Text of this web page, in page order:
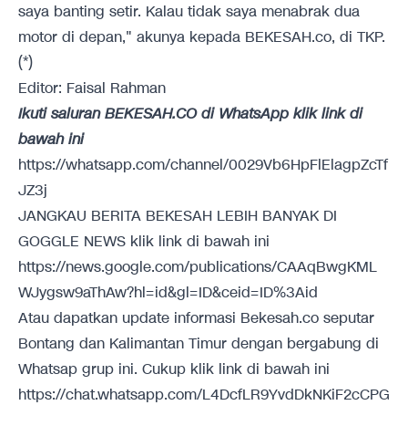
saya banting setir. Kalau tidak saya menabrak dua
motor di depan," akunya kepada BEKESAH.co, di TKP.
(*)
Editor: Faisal Rahman
Ikuti saluran BEKESAH.CO di WhatsApp klik link di
bawah ini
https://whatsapp.com/channel/0029Vb6HpFlElagpZcTf
JZ3j
JANGKAU BERITA BEKESAH LEBIH BANYAK DI
GOGGLE NEWS klik link di bawah ini
https://news.google.com/publications/CAAqBwgKML
WJygsw9aThAw?hl=id&gl=ID&ceid=ID%3Aid
Atau dapatkan update informasi Bekesah.co seputar
Bontang dan Kalimantan Timur dengan bergabung di
Whatsap grup ini. Cukup klik link di bawah ini
https://chat.whatsapp.com/L4DcfLR9YvdDkNKiF2cCPG